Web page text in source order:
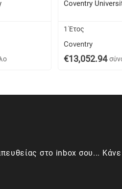
Coventry
1 Έτος
Coventry
€13,052.94
στο inbox σου...